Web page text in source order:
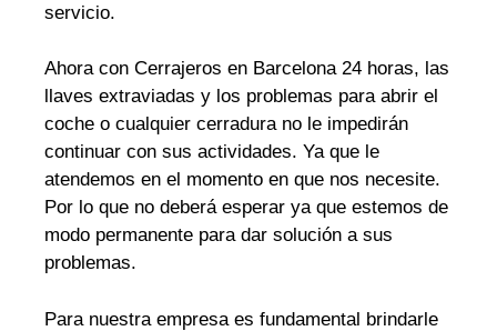
servicio.
Ahora con Cerrajeros en Barcelona 24 horas, las
llaves extraviadas y los problemas para abrir el
coche o cualquier cerradura no le impedirán
continuar con sus actividades. Ya que le
atendemos en el momento en que nos necesite.
Por lo que no deberá esperar ya que estemos de
modo permanente para dar solución a sus
problemas.
Para nuestra empresa es fundamental brindarle